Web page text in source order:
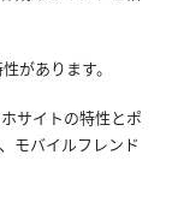
があります。
サイトの特性とポ
モバイルフレンド